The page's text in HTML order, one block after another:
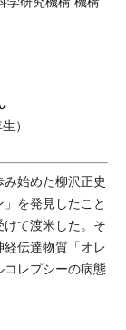
）
始めた柳沢正史
を発見したこと
て渡米した。そ
伝達物質「オレ
コレプシーの病態